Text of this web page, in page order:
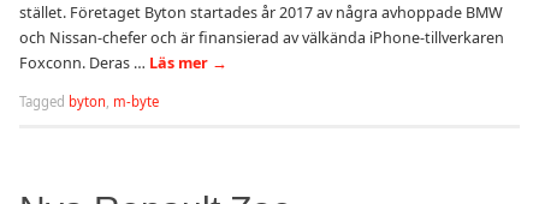
stället. Företaget Byton startades år 2017 av några avhoppade BMW
och Nissan-chefer och är finansierad av välkända iPhone-tillverkaren
Foxconn. Deras … Läs mer →
Tagged byton, m-byte